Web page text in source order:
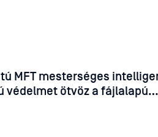
MFT mesterséges
védelmet ötvöz a fájlalapú